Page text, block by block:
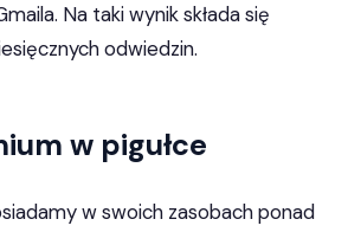
Na taki wynik składa się
odwiedzin.
w pigułce
w swoich zasobach ponad